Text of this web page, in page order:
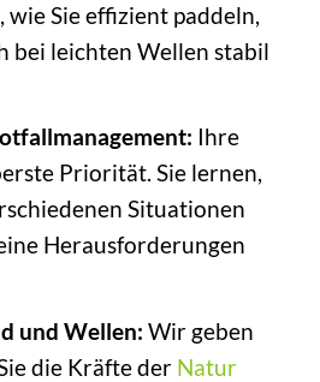
Sie effizient paddeln,
bei leichten Wellen stabil
Ihre
Priorität. Sie lernen,
Situationen
Herausforderungen
und Wellen: Wir geben
die Kräfte der Natur